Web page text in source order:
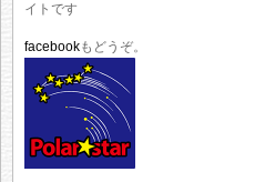
イトです
facebookもどうぞ。